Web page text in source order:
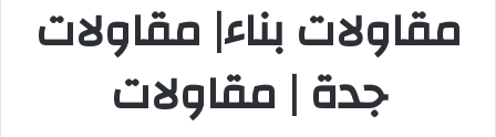
مقاولات بناء| مقاولات
جدة | مقاولات